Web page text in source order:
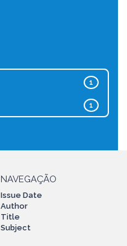
1
1
NAVEGAÇÃO
Issue Date
Author
Title
Subject